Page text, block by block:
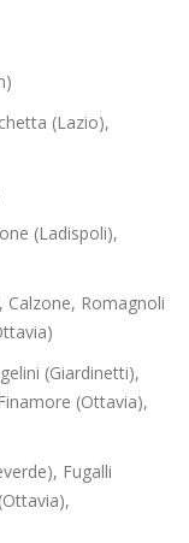
(Lazio),
(Ladispoli),
Calzone, Romagnoli
(Giardinetti),
(Ottavia),
Fugalli